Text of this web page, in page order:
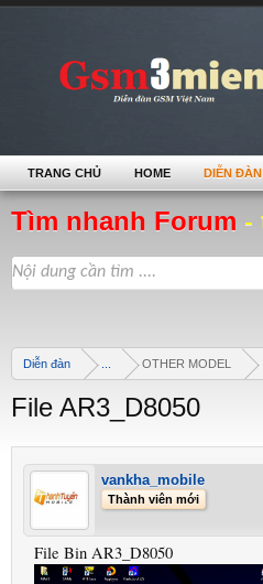
Tìm nhanh Forum -
Diễn đàn OTHER MODEL
File AR3_D8050
vankha_mobile
Thành viên mới
File Bin AR3_D8050
TRANG CHỦ HOME DIỄN ĐÀN